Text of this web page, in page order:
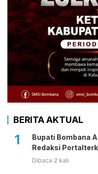
BERITA AKTUAL
1
Bupati Bombana
Redaksi
Dibaca 2 kali